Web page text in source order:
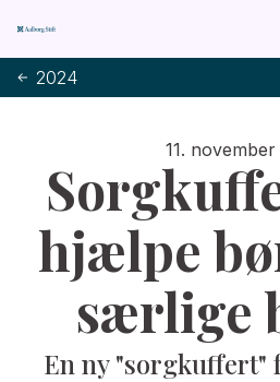
2024
11.
hjælpe
særlige
En ny "sorgkuffert"